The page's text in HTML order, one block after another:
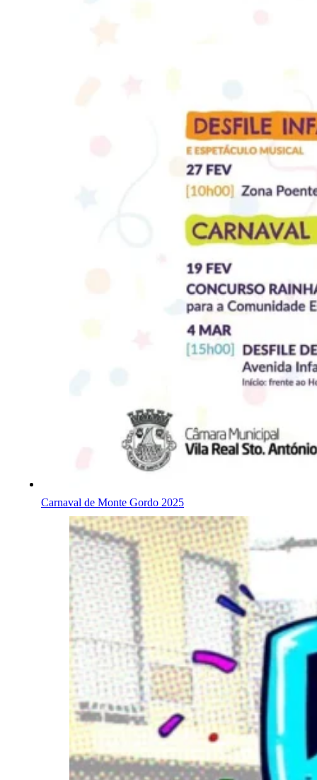
Carnaval de Monte Gordo 2025